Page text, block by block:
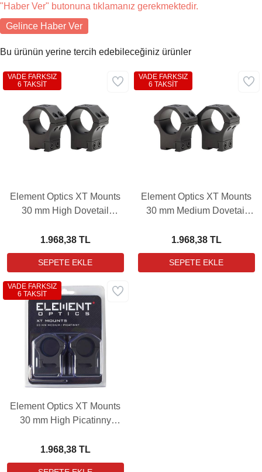
"Haber Ver" butonuna tıklamanız gerekmektedir.
Gelince Haber Ver
Bu ürünün yerine tercih edebileceğiniz ürünler
Element Optics XT Mounts
30 mm High Dovetail
1.968,38 TL
VADE FARKSIZ
6 TAKSİT
Element Optics XT Mounts
30 mm Medium Dovetail
1.968,38 TL
VADE FARKSIZ
6 TAKSİT
Element Optics XT Mounts
30 mm High Picatinny
1.968,38 TL
VADE FARKSIZ
6 TAKSİT